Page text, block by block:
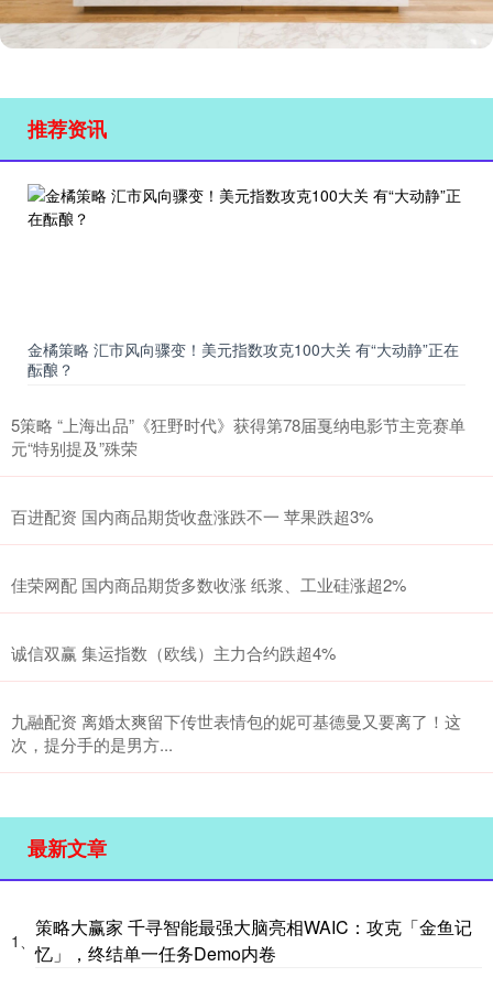
推荐资讯
金橘策略 汇市风向骤变！美元指数攻克100大关 有“大动静”正在
酝酿？
5策略 “上海出品”《狂野时代》获得第78届戛纳电影节主竞赛单
元“特别提及”殊荣
百进配资 国内商品期货收盘涨跌不一 苹果跌超3%
佳荣网配 国内商品期货多数收涨 纸浆、工业硅涨超2%
诚信双赢 集运指数（欧线）主力合约跌超4%
九融配资 离婚太爽留下传世表情包的妮可基德曼又要离了！这
次，提分手的是男方...
最新文章
1、
策略大赢家 千寻智能最强大脑亮相WAIC：攻克「金鱼记
忆」，终结单一任务Demo内卷